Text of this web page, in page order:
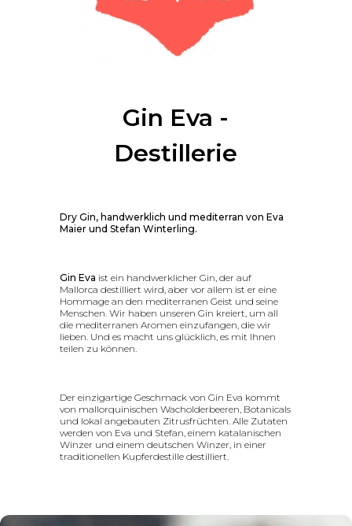
Gin Eva -
Destillerie
Dry Gin, handwerklich und mediterran von Eva
Maier und Stefan Winterling.
Gin Eva ist ein handwerklicher Gin, der auf
Mallorca destilliert wird, aber vor allem ist er eine
Hommage an den mediterranen Geist und seine
Menschen. Wir haben unseren Gin kreiert, um all
die mediterranen Aromen einzufangen, die wir
lieben. Und es macht uns glücklich, es mit Ihnen
teilen zu können.
Der einzigartige Geschmack von Gin Eva kommt
von mallorquinischen Wacholderbeeren, Botanicals
und lokal angebauten Zitrusfrüchten. Alle Zutaten
werden von Eva und Stefan, einem katalanischen
Winzer und einem deutschen Winzer, in einer
traditionellen Kupferdestille destilliert.